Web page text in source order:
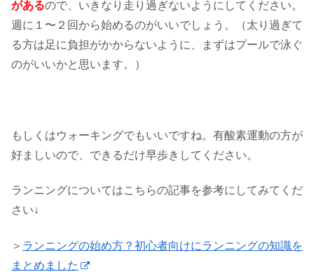
があるので、いきなり走り過ぎないようにしてください。
週に１〜２回から始めるのがいいでしょう。（太り過ぎて
る方は足に負担がかからないように、まずはプールで泳ぐ
のがいいかと思います。）
もしくはウォーキングでもいいですね。有酸素運動の方が
好ましいので、できるだけ早歩きしてください。
ランニングについてはこちらの記事を参考にしてみてくだ
さい↓
＞ ランニングの始め方？初心者向けにランニングの知識を
まとめました